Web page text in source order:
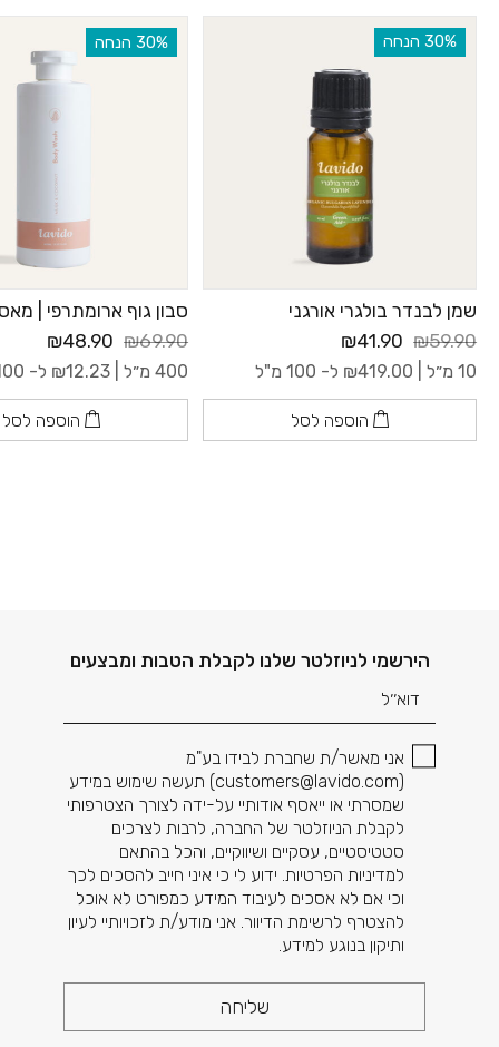
‫30% הנחה
שמן לבנדר בולגרי אורגני
₪59.90
₪41.90
10 מ״ל | ₪419.00 ל- 100 מ"ל
הוספה לסל
‫30% הנחה
סבון גוף ארומתרפי |
₪69.90
₪48.90
400 מ״ל | ₪12.23 ל- 100 מ"ל
הוספה לסל
הירשמי לניוזלטר שלנו לקבלת הטבות ומבצעים
דוא׳׳ל
אני מאשר/ת שחברת לבידו בע"מ
(
customers@lavido.com) תעשה שימוש במידע
שמסרתי או ייאסף אודותיי על-ידה לצורך הצטרפותי
לקבלת הניוזלטר של החברה, לרבות לצרכים
סטטיסטיים, עסקיים ושיווקיים, והכל בהתאם
למדיניות הפרטיות. ידוע לי כי איני חייב להסכים לכך
וכי אם לא אסכים לעיבוד המידע כמפורט לא אוכל
להצטרף לרשימת הדיוור. אני מודע/ת לזכויותיי לעיון
ותיקון בנוגע למידע.
שליחה